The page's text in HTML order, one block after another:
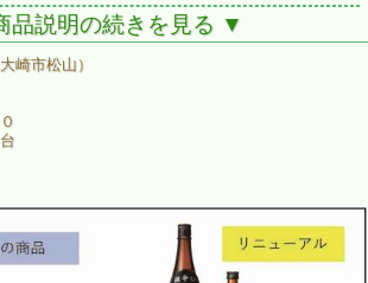
品説明の続きを見る ▼
崎市松山）